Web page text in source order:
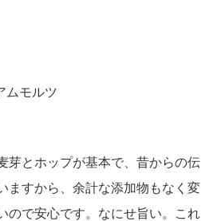
ムモルツ
芽とホップが基本で、昔からの伝
ますから、余計な添加物もなく変
ので安心です。なにせ旨い。これ